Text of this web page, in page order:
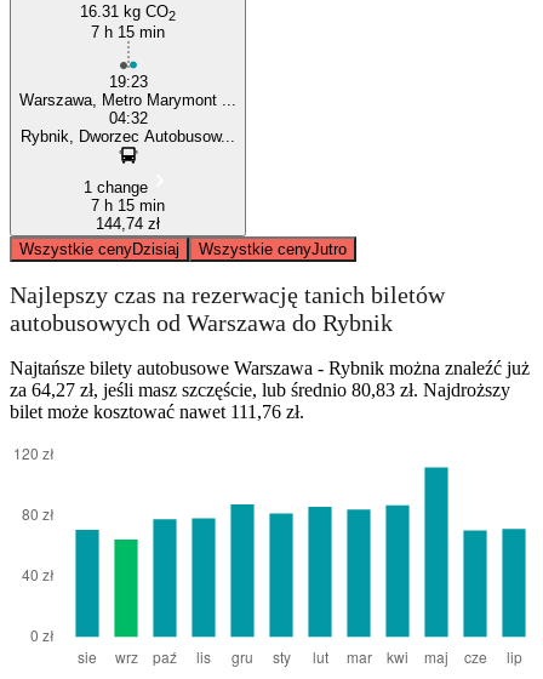
16.31 kg CO2
7 h 15 min
19:23
Warszawa, Metro Marymont ...
04:32
Rybnik, Dworzec Autobusow...
1 change
7 h 15 min
144,74 zł
Wszystkie cenyDzisiaj Wszystkie cenyJutro
Najlepszy czas na rezerwację tanich biletów
autobusowych od Warszawa do Rybnik
Najtańsze bilety autobusowe Warszawa - Rybnik można znaleźć już
za 64,27 zł, jeśli masz szczęście, lub średnio 80,83 zł. Najdroższy
bilet może kosztować nawet 111,76 zł.